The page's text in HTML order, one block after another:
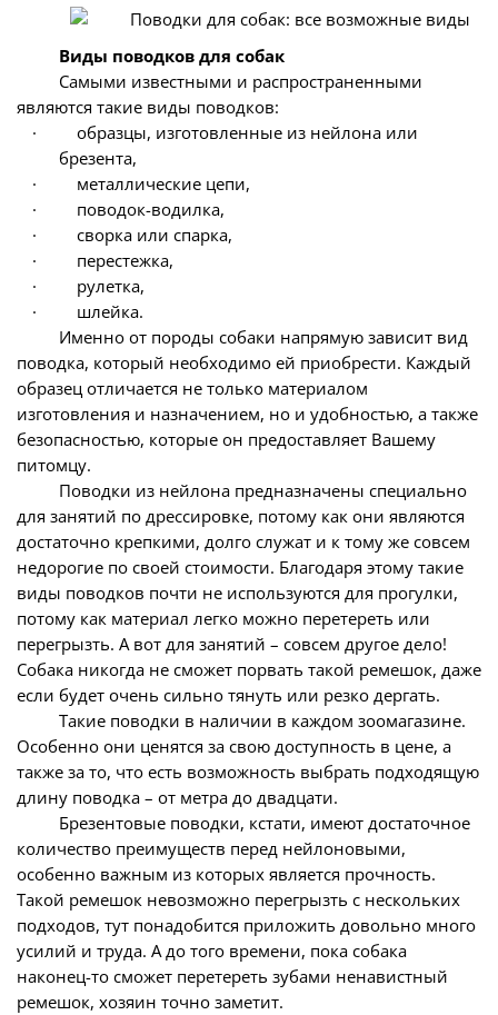
Виды поводков для собак
Самыми известными и распространенными
являются такие виды поводков:
·
образцы, изготовленные из нейлона или
брезента,
·
металлические цепи,
·
поводок-водилка,
·
сворка или спарка,
·
перестежка,
·
рулетка,
·
шлейка.
Именно от породы собаки напрямую зависит вид
поводка, который необходимо ей приобрести. Каждый
образец отличается не только материалом
изготовления и назначением, но и удобностью, а также
безопасностью, которые он предоставляет Вашему
питомцу.
Поводки из нейлона предназначены специально
для занятий по дрессировке, потому как они являются
достаточно крепкими, долго служат и к тому же совсем
недорогие по своей стоимости. Благодаря этому такие
виды поводков почти не используются для прогулки,
потому как материал легко можно перетереть или
перегрызть. А вот для занятий – совсем другое дело!
Собака никогда не сможет порвать такой ремешок, даже
если будет очень сильно тянуть или резко дергать.
Такие поводки в наличии в каждом зоомагазине.
Особенно они ценятся за свою доступность в цене, а
также за то, что есть возможность выбрать подходящую
длину поводка – от метра до двадцати.
Брезентовые поводки, кстати, имеют достаточное
количество преимуществ перед нейлоновыми,
особенно важным из которых является прочность.
Такой ремешок невозможно перегрызть с нескольких
подходов, тут понадобится приложить довольно много
усилий и труда. А до того времени, пока собака
наконец-то сможет перетереть зубами ненавистный
ремешок, хозяин точно заметит.